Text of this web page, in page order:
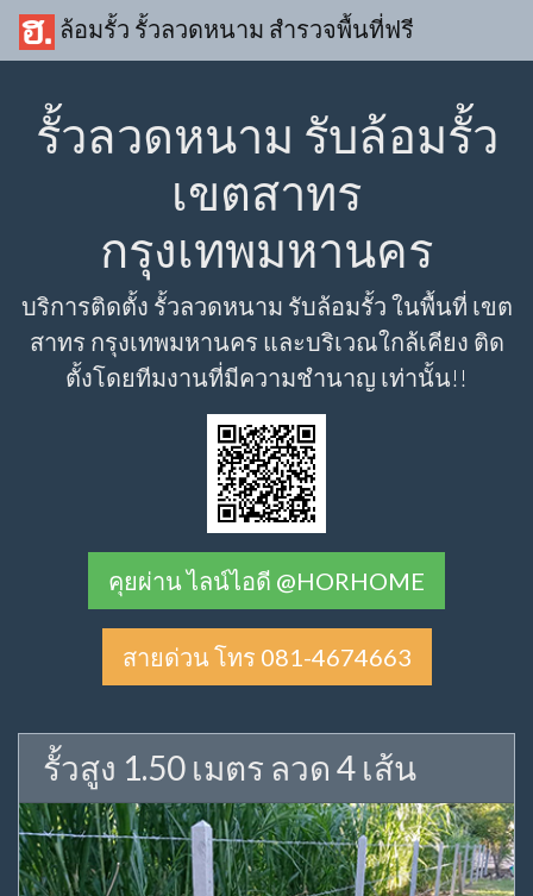
ล้อมรั้ว รั้วลวดหนาม สำรวจพื้นที่ฟรี
รั้วลวดหนาม รับล้อมรั้ว
เขตสาทร
กรุงเทพมหานคร
บริการติดตั้ง รั้วลวดหนาม รับล้อมรั้ว ในพื้นที่ เขต
สาทร กรุงเทพมหานคร และบริเวณใกล้เคียง ติด
ตั้งโดยทีมงานที่มีความชำนาญ เท่านั้น!!
คุยผ่าน ไลน์ไอดี @HORHOME
สายด่วน โทร 081-4674663
รั้วสูง 1.50 เมตร ลวด 4 เส้น